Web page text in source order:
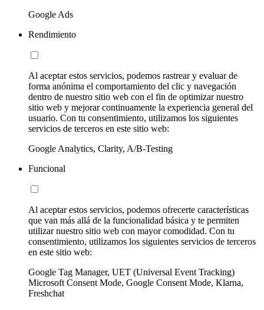
Google Ads
Rendimiento
Al aceptar estos servicios, podemos rastrear y evaluar de
forma anónima el comportamiento del clic y navegación
dentro de nuestro sitio web con el fin de optimizar nuestro
sitio web y mejorar continuamente la experiencia general del
usuario. Con tu consentimiento, utilizamos los siguientes
servicios de terceros en este sitio web:
Google Analytics, Clarity, A/B-Testing
Funcional
Al aceptar estos servicios, podemos ofrecerte características
que van más allá de la funcionalidad básica y te permiten
utilizar nuestro sitio web con mayor comodidad. Con tu
consentimiento, utilizamos los siguientes servicios de terceros
en este sitio web:
Google Tag Manager, UET (Universal Event Tracking)
Microsoft Consent Mode, Google Consent Mode, Klarna,
Freshchat